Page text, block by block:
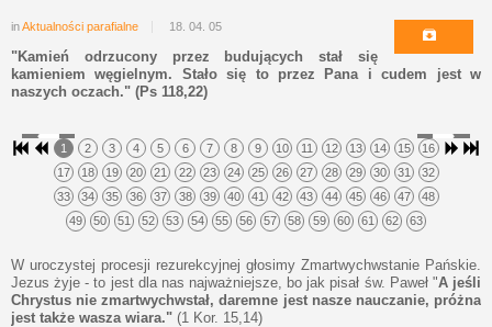
inAktualności parafialne 18. 04. 05
"Kamień odrzucony przez budujących stał się
kamieniem węgielnym. Stało się to przez Pana i cudem jest w
naszych oczach." (Ps 118,22)
1 2 3 4 5 6 7 8 9 10 11 12 13 14 15
16
17
18 19 20 21 22 23 24 25 26 27 28 29 30 31
32
33
34 35 36 37 38 39 40 41 42 43 44 45 46 47
48
49
50 51 52 53 54 55 56 57 58 59 60 61 62 63
W uroczystej procesji rezurekcyjnej głosimy Zmartwychwstanie Pańskie.
Jezus żyje - to jest dla nas najważniejsze, bo jak pisał św. Paweł "A jeśli
Chrystus nie zmartwychwstał, daremne jest nasze nauczanie, próżna
jest także wasza wiara." (1 Kor. 15,14)